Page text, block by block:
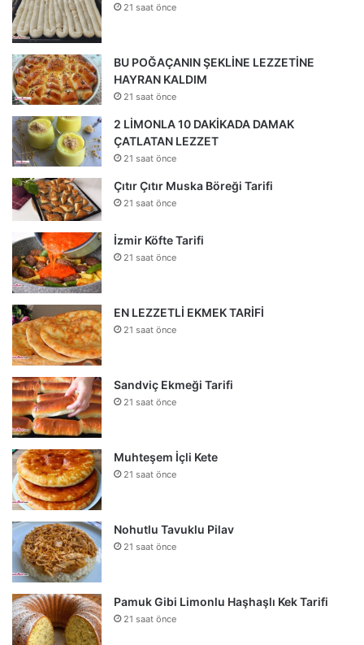
21 saat önce
BU POĞAÇANIN ŞEKLİNE LEZZETİNE
HAYRAN KALDIM
21 saat önce
2 LİMONLA 10 DAKİKADA DAMAK
ÇATLATAN LEZZET
21 saat önce
Çıtır Çıtır Muska Böreği Tarifi
21 saat önce
İzmir Köfte Tarifi
21 saat önce
EN LEZZETLİ EKMEK TARİFİ
21 saat önce
Sandviç Ekmeği Tarifi
21 saat önce
Muhteşem İçli Kete
21 saat önce
Nohutlu Tavuklu Pilav
21 saat önce
Pamuk Gibi Limonlu Haşhaşlı Kek Tarifi
21 saat önce